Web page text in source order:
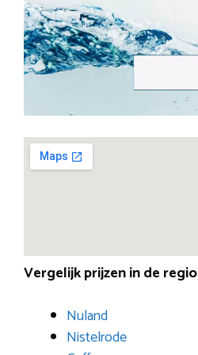
Vergelijk prijzen in de regio
Nuland
Nistelrode